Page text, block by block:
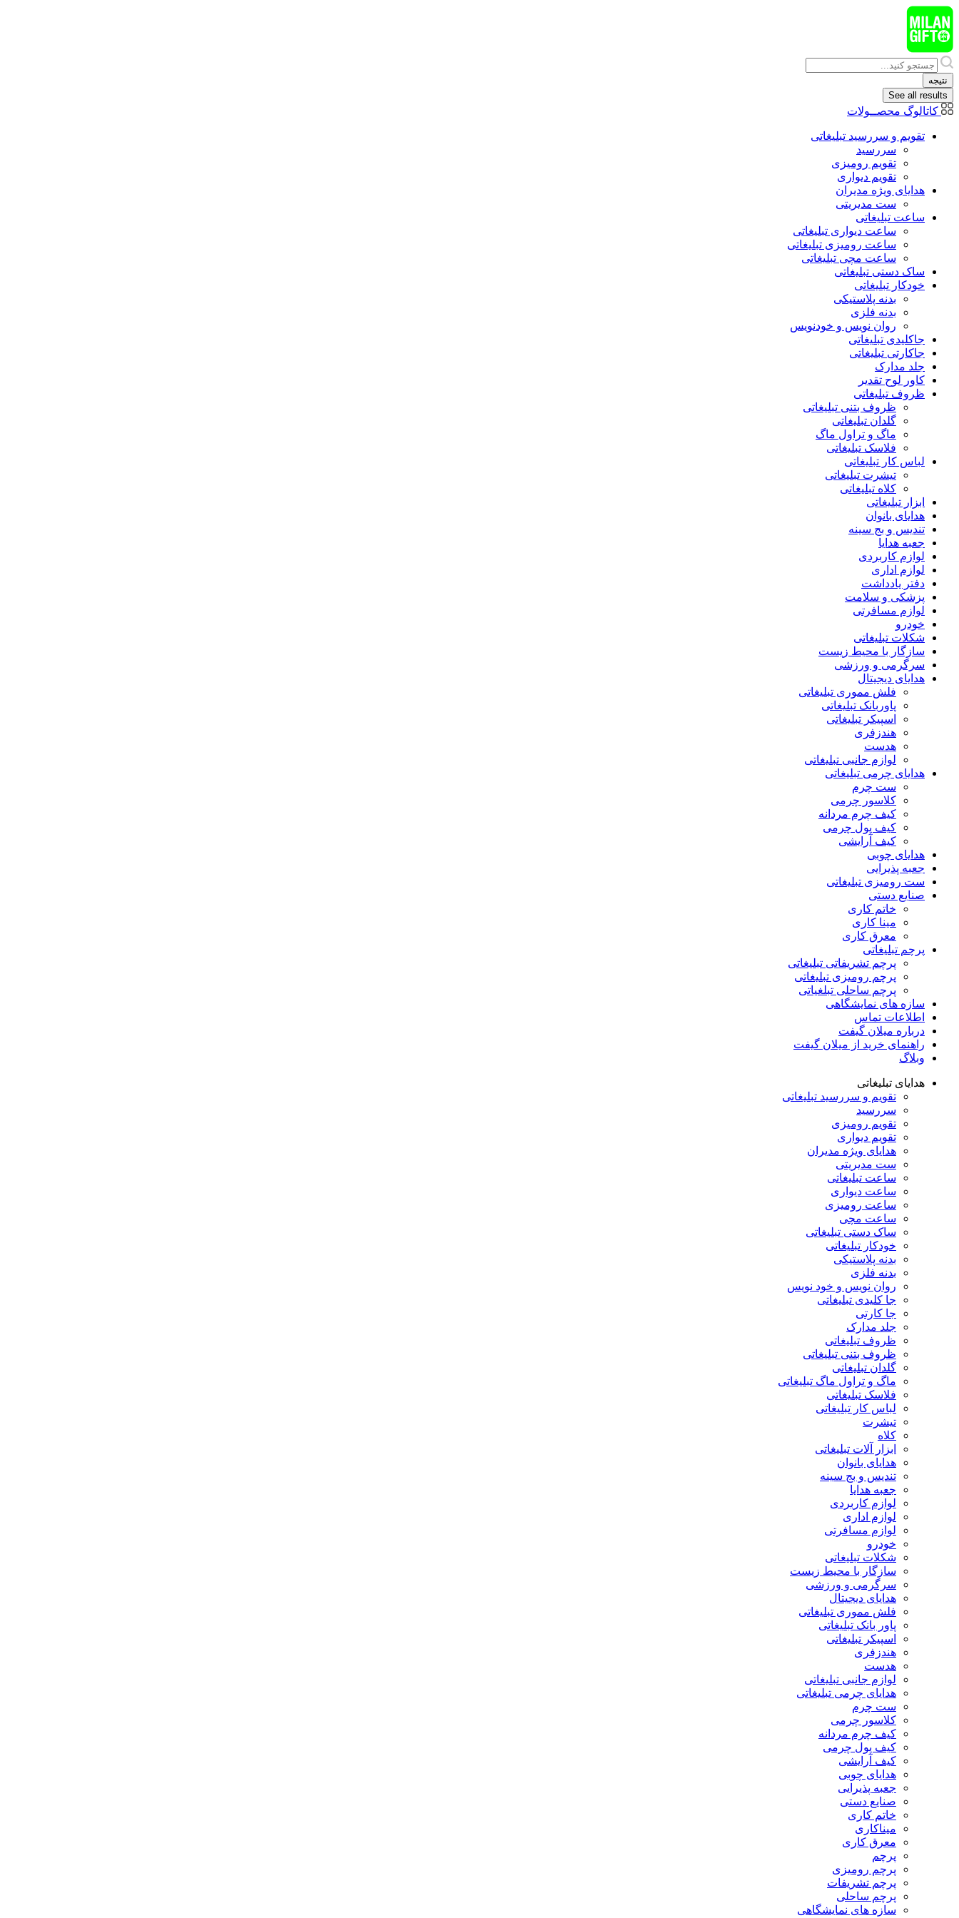
پرش
به
محتوا
Search
...
نتیجه
See all results
کاتالوگ محصــولات
تقویم و سررسید تبلیغاتی
سررسید
تقویم رومیزی
تقویم دیواری
هدایای ويژه مدیران
ست مدیریتی
ساعت تبلیغاتی
ساعت دیواری تبلیغاتی
ساعت رومیزی تبلیغاتی
ساعت مچی تبلیغاتی
ساک دستی تبلیغاتی
خودکار تبلیغاتی
بدنه پلاستیکی
بدنه فلزی
روان نویس و خودنویس
جاکلیدی تبلیغاتی
جاکارتی تبلیغاتی
جلد مدارک
کاور لوح تقدیر
ظروف تبلیغاتی
ظروف بتنی تبلیغاتی
گلدان تبلیغاتی
ماگ و تراول ماگ
فلاسک تبلیغاتی
لباس کار تبلیغاتی
تیشرت تبلیغاتی
کلاه تبلیغاتی
ابزار تبلیغاتی
هدایای بانوان
تندیس و بج سینه
جعبه هدایا
لوازم کاربردی
لوازم اداری
دفتر یادداشت
پزشکی و سلامت
لوازم مسافرتی
خودرو
شکلات تبلیغاتی
سازگار با محیط زیست
سرگرمی و ورزشی
هدایای دیجیتال
فلش مموری تبلیغاتی
پاوربانک تبلیغاتی
اسپیکر تبلیغاتی
هندزفری
هدست
لوازم جانبی تبلیغاتی
هدایای چرمی تبلیغاتی
ست چرم
کلاسور چرمی
کیف چرم مردانه
کیف پول چرمی
کیف آرایشی
هدایای چوبی
جعبه پذیرایی
ست رومیزی تبلیغاتی
صنایع دستی
خاتم کاری
مینا کاری
معرق کاری
پرچم تبلیغاتی
پرچم تشریفاتی تبلیغاتی
پرچم رومیزی تبلیغاتی
پرچم ساحلی تبلغیاتی
سازه های نمایشگاهی
اطلاعات تماس
درباره میلان گیفت
راهنمای خرید از میلان گیفت
وبلاگ
هدایای تبلیغاتی
تقویم و سررسید تبلیغاتی
سررسید
تقویم رومیزی
تقویم دیواری
هدایای ویژه مدیران
ست مدیریتی
ساعت تبلیغاتی
ساعت دیواری
ساعت رومیزی
ساعت مچی
ساک دستی تبلیغاتی
خودکار تبلیغاتی
بدنه پلاستیکی
بدنه فلزی
روان نویس و خود نویس
جا کلیدی تبلیغاتی
جا کارتی
جلد مدارک
ظروف تبلیغاتی
ظروف بتنی تبلیغاتی
گلدان تبلیغاتی
ماگ و تراول ماگ تبلیغاتی
فلاسک تبلیغاتی
لباس کار تبلیغاتی
تیشرت
کلاه
ابزار آلات تبلیغاتی
هدایای بانوان
تندیس و بج سینه
جعبه هدایا
لوازم کاربردی
لوازم اداری
لوازم مسافرتی
خودرو
شکلات تبلیغاتی
سازگار با محیط زیست
سرگرمی و ورزشی
هدایای دیجیتال
فلش مموری تبلیغاتی
پاور بانک تبلیغاتی
اسپیکر تبلیغاتی
هندزفری
هدست
لوازم جانبی تبلیغاتی
هدایای چرمی تبلیغاتی
ست چرم
کلاسور چرمی
کیف چرم مردانه
کیف پول چرمی
کیف آرایشی
هدایای چوبی
جعبه پذیرایی
صنایع دستی
خاتم کاری
میناکاری
معرق کاری
پرچم
پرچم رومیزی
پرچم تشریفات
پرچم ساحلی
سازه های نمایشگاهی